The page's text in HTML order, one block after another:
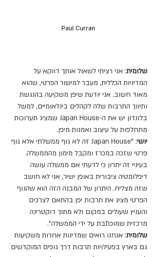
Paul Curran
שלומית: אני רציתי לשאול אותך דווקא על
המדיניות הכללית, מעבר למישור הפרטי, שהוא
מאוד חשוב. אני יודעת שיפן משקיעה בהנגשת
ותיווך התרבות שלה לקהלים בינלאומיים, למשל
בלונדון יש את ה-Japan House שמציג תערוכות
מתחלפות על עיצוב ואמנות מיפן.
יושי
: "Japan House זה לא גוף ממשלתי אלא גוף
פרטי שזכה במכרז ומקבל מימון מהממשלה.
בעיניי זה יתרון כי לדעתי אם ממשלה עושה
דיפלומטיה ציבורית באופן ישיר, אני לא חושב
שזה מצליח. היתרון של המבנה הזה הוא שהגוף
הפרטי מציג את תרבות יפן בהתאם לצרכים
והעניין שעולים במקום ולא מתוך דוקטרינה
מרכזית שמוכתבת על ידי הממשלה".
שלומית: אנחנו רואים שמדינות אחרות משקיעות
גם בארץ בפעילויות תרבות דרך גופים המוקדשים